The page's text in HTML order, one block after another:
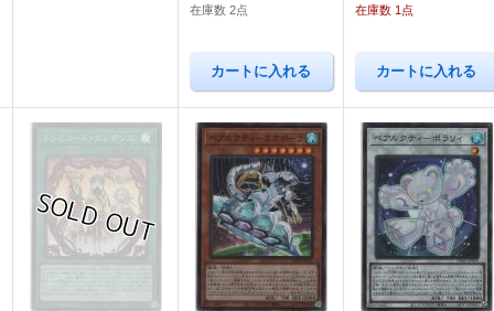
在庫数 2点 在庫数 1点